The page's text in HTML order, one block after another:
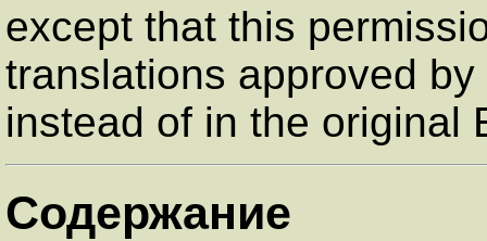
except that this
translations approved
instead of in the original
Содержание